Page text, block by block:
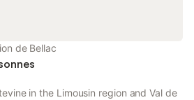
de Bellac
in the Limousin region and Val de